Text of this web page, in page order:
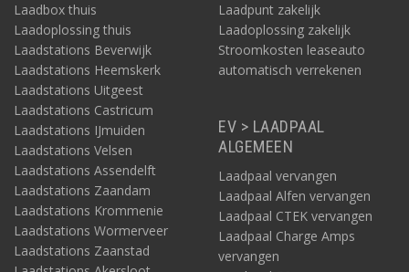
Laadbox thuis
Laadoplossing thuis
Laadstations Beverwijk
Laadstations Heemskerk
Laadstations Uitgeest
Laadstations Castricum
Laadstations IJmuiden
Laadstations Velsen
Laadstations Assendelft
Laadstations Zaandam
Laadstations Krommenie
Laadstations Wormerveer
Laadstations Zaanstad
Laadpunt zakelijk
Laadoplossing zakelijk
Stroomkosten leaseauto
automatisch verrekenen
EV > LAADPAAL
ALGEMEEN
Laadpaal vervangen
Laadpaal Alfen vervangen
Laadpaal CTEK vervangen
Laadpaal Charge Amps
vervangen